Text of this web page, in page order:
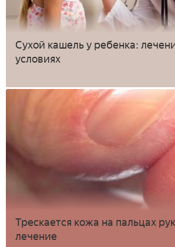
Сухой кашель у ребенка:
условиях
Трескается кожа на пальцах
лечение